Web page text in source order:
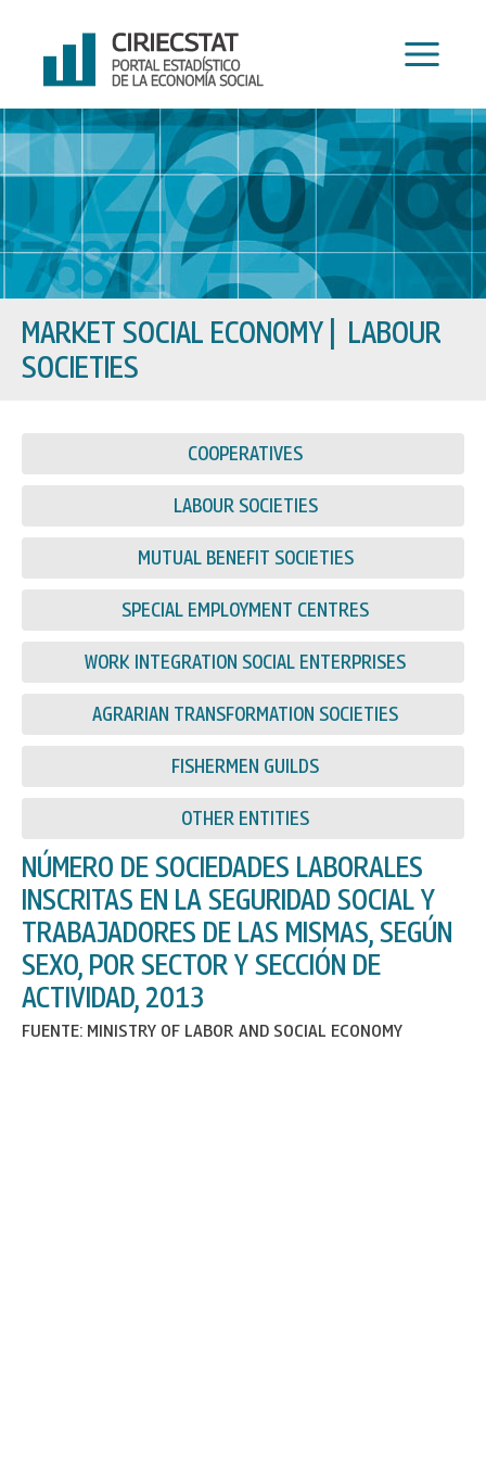
content
MARKET SOCIAL ECONOMY
LABOUR
SOCIETIES
COOPERATIVES
LABOUR SOCIETIES
MUTUAL BENEFIT SOCIETIES
SPECIAL EMPLOYMENT CENTRES
WORK INTEGRATION SOCIAL ENTERPRISES
AGRARIAN TRANSFORMATION SOCIETIES
FISHERMEN GUILDS
OTHER ENTITIES
NÚMERO DE SOCIEDADES LABORALES
INSCRITAS EN LA SEGURIDAD SOCIAL Y
TRABAJADORES DE LAS MISMAS, SEGÚN
SEXO, POR SECTOR Y SECCIÓN DE
ACTIVIDAD, 2013
FUENTE: MINISTRY OF LABOR AND SOCIAL ECONOMY